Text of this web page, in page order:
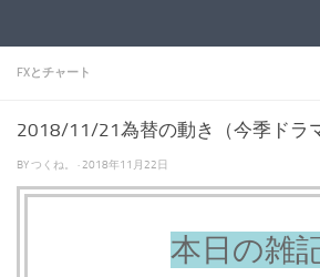
FXとチャート
2018/11/21為替の動き（今季ドラ
BYつくね。 · 2018年11月22日
本日の雑